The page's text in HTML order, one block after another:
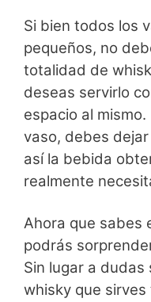
Si bien todos los
pequeños, no
totalidad de
deseas servirlo
espacio al
vaso, debes
así la bebida
realmente
Ahora que sabes
podrás
Sin lugar a
whisky que